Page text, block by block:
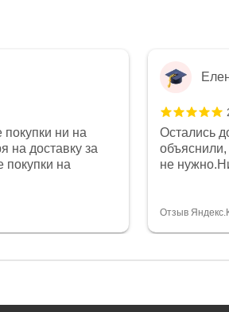
ни на
на доставку за
покупки на
магазина
была решена.
после
Остались
объяснили,
не
огромное
Отзыв